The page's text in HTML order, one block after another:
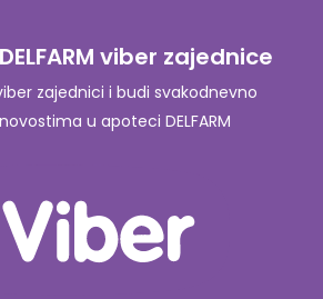
viber zajednice
zajednici i budi svakodnevno
u apoteci DELFARM